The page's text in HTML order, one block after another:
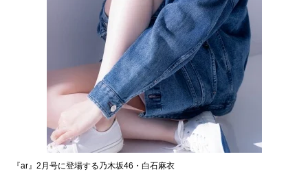
『ar』2月号に登場する乃木坂46・白石麻衣